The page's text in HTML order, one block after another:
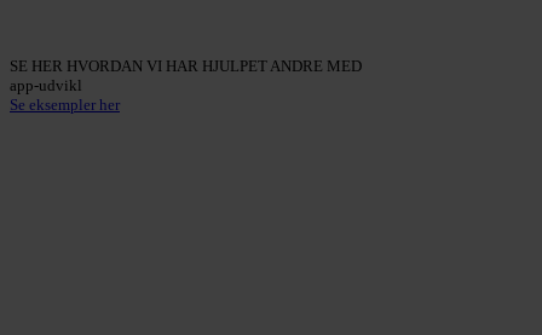
SE HER HVORDAN VI HAR HJULPET ANDRE MED
app-udvikling
Se eksempler her